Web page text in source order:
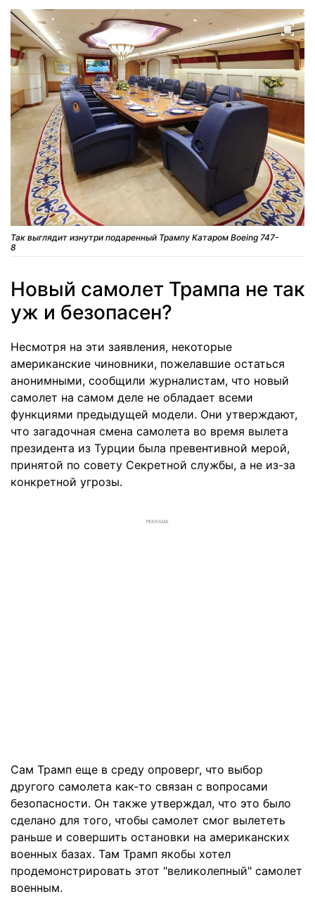
Так выглядит изнутри подаренный Трампу Катаром Boeing 747-
8
Новый самолет Трампа не так
уж и безопасен?
Несмотря на эти заявления, некоторые
американские чиновники, пожелавшие остаться
анонимными, сообщили журналистам, что новый
самолет на самом деле не обладает всеми
функциями предыдущей модели. Они утверждают,
что загадочная смена самолета во время вылета
президента из Турции была превентивной мерой,
принятой по совету Секретной службы, а не из-за
конкретной угрозы.
РЕКЛАМА
Сам Трамп еще в среду опроверг, что выбор
другого самолета как-то связан с вопросами
безопасности. Он также утверждал, что это было
сделано для того, чтобы самолет смог вылететь
раньше и совершить остановки на американских
военных базах. Там Трамп якобы хотел
продемонстрировать этот "великолепный" самолет
военным.